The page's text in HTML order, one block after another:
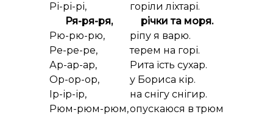
Рі-рі-рі,
горіли ліхтарі.
Ря-ря-ря,
річки та моря.
Рю-рю-рю,
ріпу я варю.
Ре-ре-ре,
терем на горі.
Ар-ар-ар,
Рита їсть сухар.
Ор-ор-ор,
у Бориса кір.
Ір-ір-ір,
на снігу снігир.
Рюм-рюм-рюм,опускаюся в трюм